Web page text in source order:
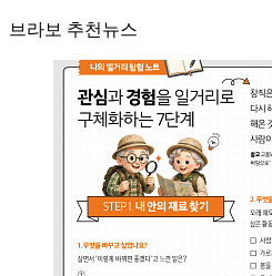
브라보 추천뉴스